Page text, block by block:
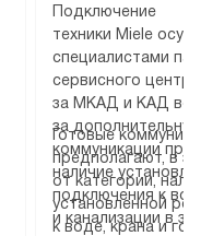
Подключение
техники Miele
специалистами
сервисного
за МКАД и КАД
за
коммуникации
наличие
подключения к
и канализации в
Готовые
предполагают, в
от категории,
установленной
к воде, крана и